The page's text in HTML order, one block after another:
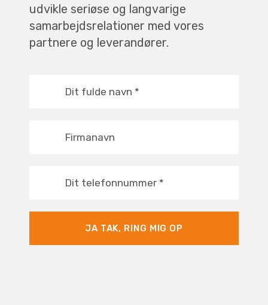
udvikle seriøse og langvarige
samarbejdsrelationer med vores
partnere og leverandører.
Dit fulde navn *
Firmanavn
Dit telefonnummer *
JA TAK, RING MIG OP